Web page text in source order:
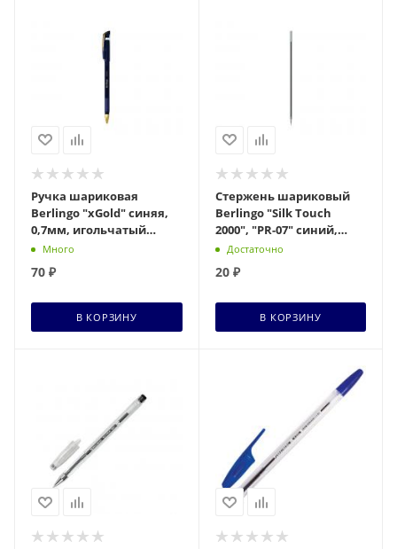
Ручка шариковая
Berlingo "xGold" синяя,
0,7мм, игольчатый
стержень, грип
Много
70 ₽
В КОРЗИНУ
Стержень шариковый
Berlingo "Silk Touch
2000", "PR-07" синий,
134мм, 0,7мм
Достаточно
20₽
В КОРЗИНУ